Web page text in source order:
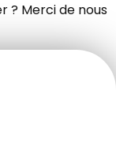
? Merci de nous